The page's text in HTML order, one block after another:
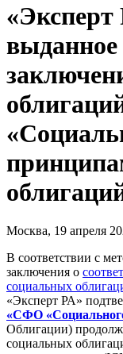
«Эксперт
выданное
Москва, 19 апреля
В соответствии с
заключения о
социальных
«Эксперт РА»
«СФО
Облигации)
социальных